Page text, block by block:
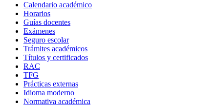
Calendario académico
Horarios
Guías docentes
Exámenes
Seguro escolar
Trámites académicos
Títulos y certificados
RAC
TFG
Prácticas externas
Idioma moderno
Normativa académica